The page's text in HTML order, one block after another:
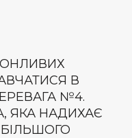
В
№4.
ЯКА НАДИХАЄ